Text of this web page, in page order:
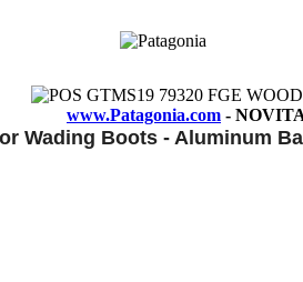
www.Patagonia.com -
Wading Boots - Aluminum